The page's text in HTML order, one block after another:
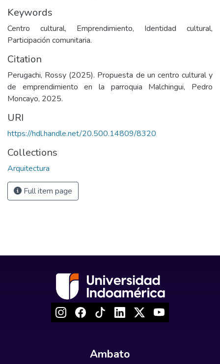
Keywords
Centro cultural, Emprendimiento, Identidad cultural,
Participación comunitaria.
Citation
Perugachi, Rossy (2025). Propuesta de un centro cultural y
de emprendimiento en la parroquia Malchingui, Pedro
Moncayo, 2025.
URI
https://hdl.handle.net/20.500.14809/8320
Collections
Arquitectura
Full item page
Ambato